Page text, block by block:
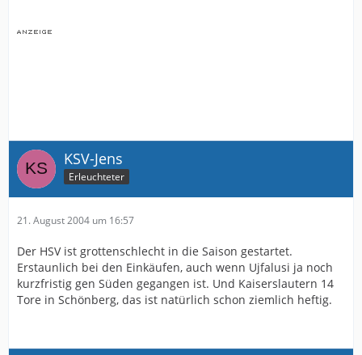
KSV-Jens
Erleuchteter
21. August 2004 um 16:57
Der HSV ist grottenschlecht in die Saison gestartet.
Erstaunlich bei den Einkäufen, auch wenn Ujfalusi ja noch
kurzfristig gen Süden gegangen ist. Und Kaiserslautern 14
Tore in Schönberg, das ist natürlich schon ziemlich heftig.